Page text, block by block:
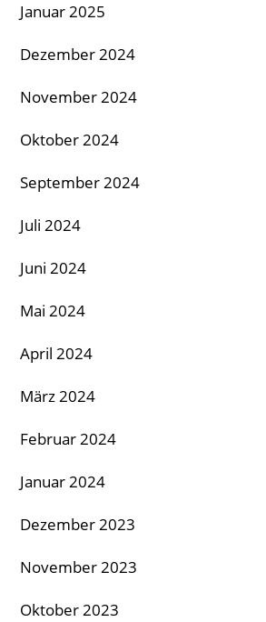
Januar 2025
Dezember 2024
November 2024
Oktober 2024
September 2024
Juli 2024
Juni 2024
Mai 2024
April 2024
März 2024
Februar 2024
Januar 2024
Dezember 2023
November 2023
Oktober 2023